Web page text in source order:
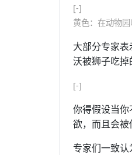
[-]
黄色：在动物
大部分专家
沃被狮子吃掉
[-]
你得假设当
欲，而且会被
专家们一致